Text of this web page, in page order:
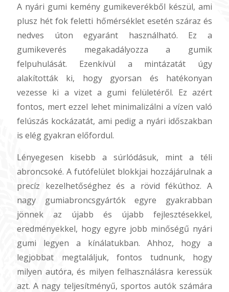
A nyári gumi kemény gumikeverékből készül, ami
plusz hét fok feletti hőmérséklet esetén száraz és
nedves úton egyaránt használható. Ez a
gumikeverés megakadályozza a gumik
felpuhulását. Ezenkívül a mintázatát úgy
alakították ki, hogy gyorsan és hatékonyan
vezesse ki a vizet a gumi felületéről. Ez azért
fontos, mert ezzel lehet minimalizálni a vízen való
felúszás kockázatát, ami pedig a nyári időszakban
is elég gyakran előfordul.
Lényegesen kisebb a súrlódásuk, mint a téli
abroncsoké. A futófelület blokkjai hozzájárulnak a
precíz kezelhetőséghez és a rövid fékúthoz. A
nagy gumiabroncsgyártók egyre gyakrabban
jönnek az újabb és újabb fejlesztésekkel,
eredményekkel, hogy egyre jobb minőségű nyári
gumi legyen a kínálatukban. Ahhoz, hogy a
legjobbat megtaláljuk, fontos tudnunk, hogy
milyen autóra, és milyen felhasználásra keressük
azt. A nagy teljesítményű, sportos autók számára